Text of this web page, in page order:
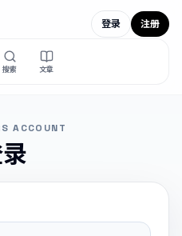
搜索 文章
登录 注册
ACCOUNT